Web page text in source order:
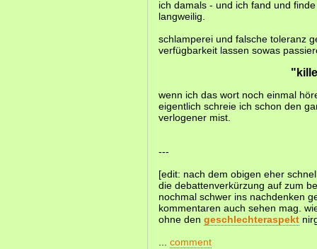
ich damals - und ich fand und
langweilig.
schlamperei und falsche toleranz
verfügbarkeit lassen sowas
wenn ich das wort noch einmal
eigentlich schreie ich schon den
verlogener mist.
---
[edit: nach dem obigen eher
die debattenverkürzung auf zum
nochmal schwer ins nachdenken
kommentaren auch sehen mag.
ohne den geschlechteraspekt
comment